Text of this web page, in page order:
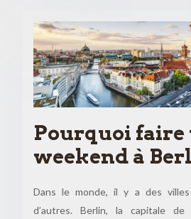
Pourquoi faire
weekend à
Dans le monde, il y a des
d’autres. Berlin, la capitale de